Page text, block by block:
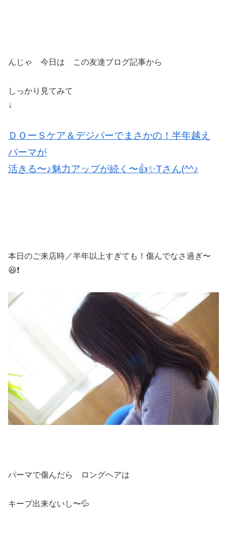
んじゃ 今日は この友達ブログ記事から
しっかり見てみて
↓
ＤＯーＳケア＆デジパーでまさかの！半年越え
パーマが
活きる〜♪魅力アップが続く〜👍✨Tさん(^^♪
本日のご来店時／半年以上すぎても！傷んでなさ過ぎ〜
😆❗️
パーマで傷んだら ロングヘアは
キープ出来ないし〜💦